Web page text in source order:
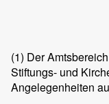
(1) Der
Stiftungs- und
Angelegenheiten